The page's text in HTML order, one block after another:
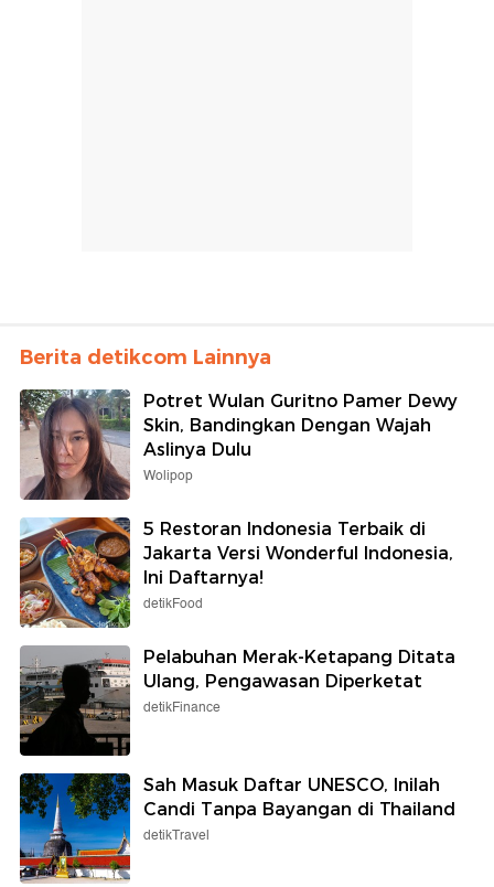
Berita detikcom Lainnya
Potret Wulan Guritno Pamer Dewy
Skin, Bandingkan Dengan Wajah
Aslinya Dulu
Wolipop
5 Restoran Indonesia Terbaik di
Jakarta Versi Wonderful Indonesia,
Ini Daftarnya!
detikFood
Pelabuhan Merak-Ketapang Ditata
Ulang, Pengawasan Diperketat
detikFinance
Sah Masuk Daftar UNESCO, Inilah
Candi Tanpa Bayangan di Thailand
detikTravel